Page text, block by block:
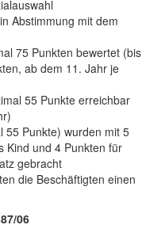
Abstimmung mit dem
75 Punkten bewertet (bis
ab dem 11. Jahr je
55 Punkte erreichbar
55 Punkte) wurden mit 5
Kind und 4 Punkten für
gebracht
die Beschäftigten einen
06